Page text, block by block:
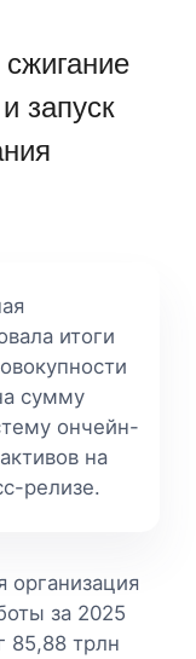
запуск
итоги
сумму
ончейн-
на
релизе.
организация
за 2025
85,88 трлн